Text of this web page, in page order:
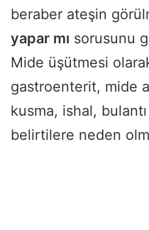
beraber ateşin
yapar mı sorusunu
Mide üşütmesi
gastroenterit, mide
kusma, ishal, bulantı
belirtilere neden